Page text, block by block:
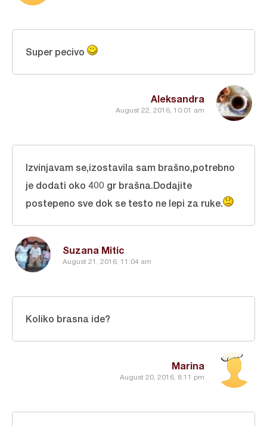
Aleksandra
August 22, 2016, 10:01 am
Super pecivo
Suzana Mitic
August 21, 2016, 11:04 am
Izvinjavam se,izostavila sam brašno,potrebno
je dodati oko 400 gr brašna.Dodajite
postepeno sve dok se testo ne lepi za ruke.
Marina
August 20, 2016, 8:11 pm
Koliko brasna ide?